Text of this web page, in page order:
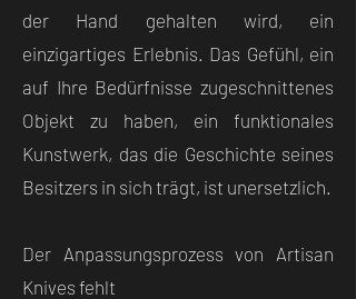
der Hand gehalten wird, ein
einzigartiges Erlebnis. Das Gefühl, ein
auf Ihre Bedürfnisse zugeschnittenes
Objekt zu haben, ein funktionales
Kunstwerk, das die Geschichte seines
Besitzers in sich trägt, ist unersetzlich.
Der Anpassungsprozess von Artisan
Knives fehlt